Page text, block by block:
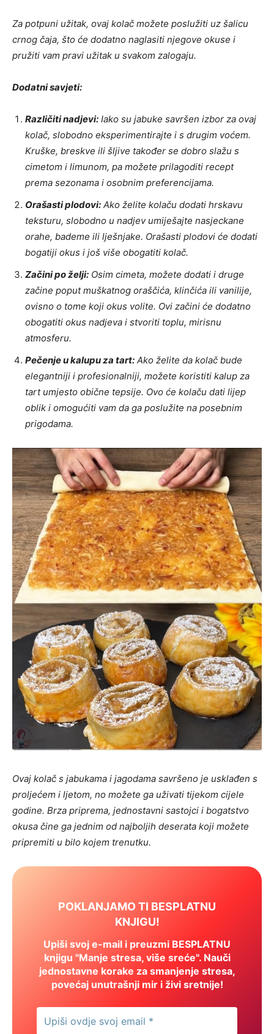
Za potpuni užitak, ovaj kolač možete poslužiti uz šalicu
crnog čaja, što će dodatno naglasiti njegove okuse i
pružiti vam pravi užitak u svakom zalogaju.
Dodatni savjeti:
Različiti nadjevi: Iako su jabuke savršen izbor za ovaj
kolač, slobodno eksperimentirajte i s drugim voćem.
Kruške, breskve ili šljive također se dobro slažu s
cimetom i limunom, pa možete prilagoditi recept
prema sezonama i osobnim preferencijama.
Orašasti plodovi: Ako želite kolaču dodati hrskavu
teksturu, slobodno u nadjev umiješajte nasjeckane
orahe, bademe ili lješnjake. Orašasti plodovi će dodati
bogatiji okus i još više obogatiti kolač.
Začini po želji: Osim cimeta, možete dodati i druge
začine poput muškatnog oraščića, klinčića ili vanilije,
ovisno o tome koji okus volite. Ovi začini će dodatno
obogatiti okus nadjeva i stvoriti toplu, mirisnu
atmosferu.
Pečenje u kalupu za tart: Ako želite da kolač bude
elegantniji i profesionalniji, možete koristiti kalup za
tart umjesto obične tepsije. Ovo će kolaču dati lijep
oblik i omogućiti vam da ga poslužite na posebnim
prigodama.
Ovaj kolač s jabukama i jagodama savršeno je usklađen s
proljećem i ljetom, no možete ga uživati tijekom cijele
godine. Brza priprema, jednostavni sastojci i bogatstvo
okusa čine ga jednim od najboljih deserata koji možete
pripremiti u bilo kojem trenutku.
POKLANJAMO TI BESPLATNU
KNJIGU!
Upiši svoj e-mail i preuzmi BESPLATNU
knjigu "Manje stresa, više sreće". Nauči
jednostavne korake za smanjenje stresa,
povećaj unutrašnji mir i živi sretnije!